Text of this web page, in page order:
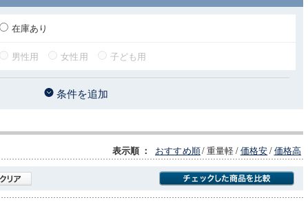
在庫あり
男性用 女性用 子ども用
条件を追加
表示順 ： おすすめ順/重量軽/価格安/価格高